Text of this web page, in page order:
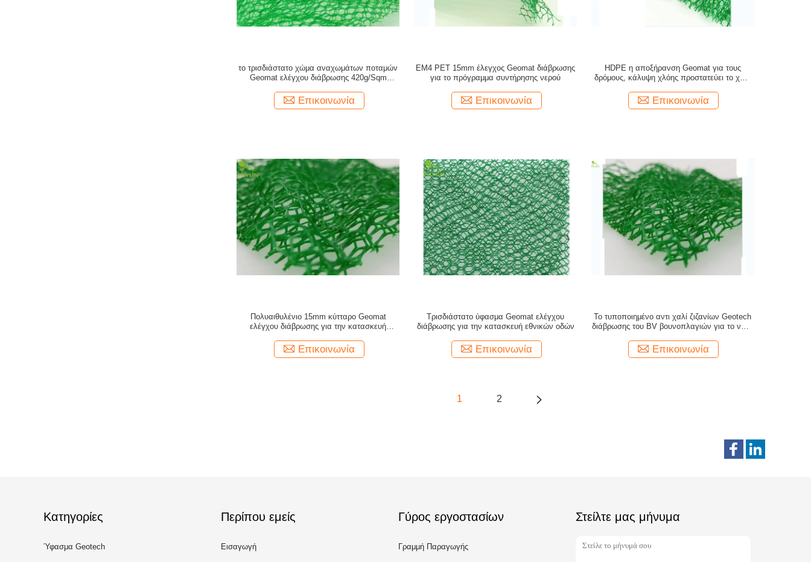
το τρισδιάστατο χώμα αναχωμάτων ποταμών
Geomat ελέγχου διάβρωσης 420g/Sqm
Επικοινωνία
EM4 PET 15mm έλεγχος Geomat διάβρωσης
για το πρόγραμμα συντήρησης νερού
Επικοινωνία
HDPE η αποξήρανση Geomat για τους
δρόμους, κάλυψη χλόης προστατεύει το χαλί
Επικοινωνία
Πολυαιθυλένιο 15mm κύτταρο Geomat
ελέγχου διάβρωσης για την κατασκευή
Επικοινωνία
Τρισδιάστατο ύφασμα Geomat ελέγχου
διάβρωσης για την κατασκευή εθνικών οδών
Επικοινωνία
Το τυποποιημένο αντι χαλί ζιζανίων Geotech
διάβρωσης του BV βουνοπλαγιών για το νερό
Επικοινωνία
1 2
Κατηγορίες
Ύφασμα Geotech
Περίπου εμείς
Εισαγωγή
Γύρος εργοστασίων
Γραμμή Παραγωγής
Στείλτε μας μήνυμα